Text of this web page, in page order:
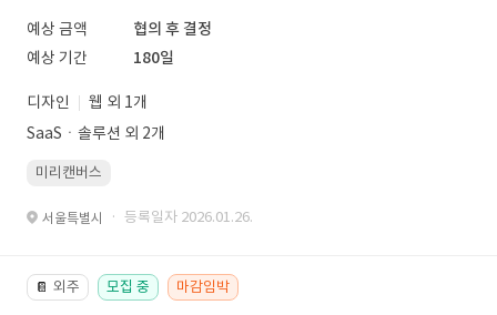
예상 금액
협의 후 결정
예상 기간
180일
디자인
웹 외 1개
SaaSㆍ솔루션 외 2개
미리캔버스
서울특별시 · 등록일자 2026.01.26.
📔 외주 모집 중 마감임박